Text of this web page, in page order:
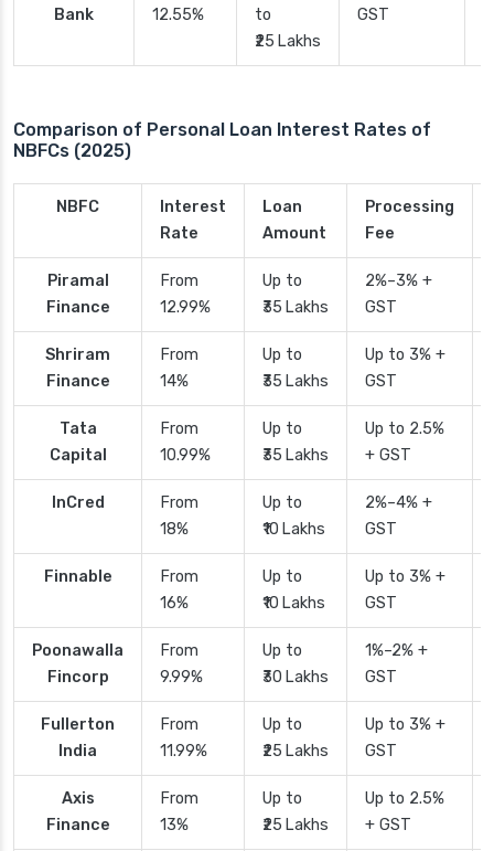
Bank
12.55%
to
₹25 Lakhs
GST
Comparison of Personal Loan Interest Rates of
NBFCs (2025)
NBFC
Interest
Rate
Loan
Amount
Processing
Fee
Piramal
Finance
From
12.99%
Up to
₹35 Lakhs
2%–3% +
GST
Shriram
Finance
From
14%
Up to
₹35 Lakhs
Up to 3% +
GST
Tata
Capital
From
10.99%
Up to
₹35 Lakhs
Up to 2.5%
+ GST
InCred
From
18%
Up to
₹10 Lakhs
2%–4% +
GST
Finnable
From
16%
Up to
₹10 Lakhs
Up to 3% +
GST
Poonawalla
Fincorp
From
9.99%
Up to
₹30 Lakhs
1%–2% +
GST
Fullerton
India
From
11.99%
Up to
₹25 Lakhs
Up to 3% +
GST
Axis
Finance
From
13%
Up to
₹25 Lakhs
Up to 2.5%
+ GST